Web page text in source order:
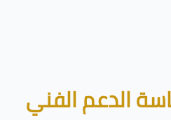
Blocks
الدعم الفني